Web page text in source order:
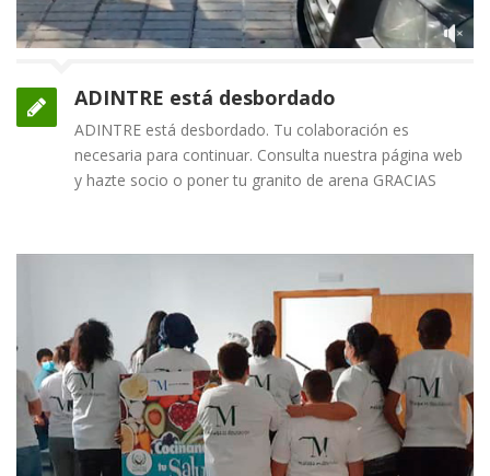
ADINTRE está desbordado
ADINTRE está desbordado. Tu colaboración es
necesaria para continuar. Consulta nuestra página web
y hazte socio o poner tu granito de arena GRACIAS